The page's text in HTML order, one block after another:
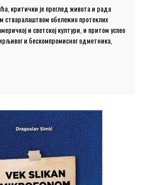
критички је преглед живота и рада
стваралаштвом обележио протеклих
и светској култури, и притом успео
и бескомпромисног одметника,
поступи супротно очекивањима која
статуса глобалне културне
не задржава само на музичком
већ анализира и његове филмске,
је прилика да се чује нешто више о